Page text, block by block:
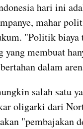
hari ini
mahar
"Politik
membuat
dalam
salah satu
oligarki dari
"pembajakan